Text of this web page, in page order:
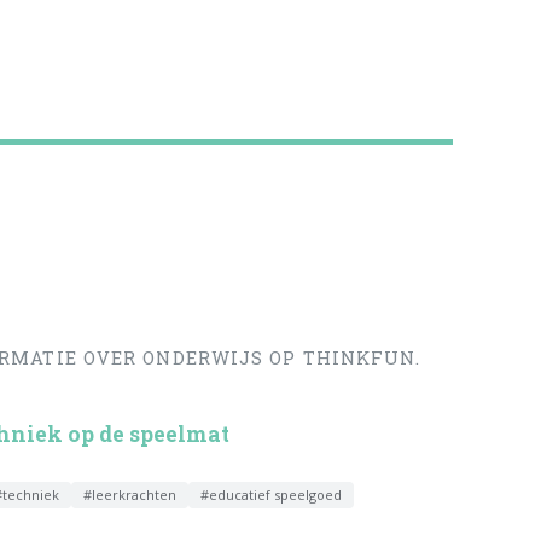
OVER ONDERWIJS OP THINKFUN.
op de speelmat
#leerkrachten #educatief speelgoed